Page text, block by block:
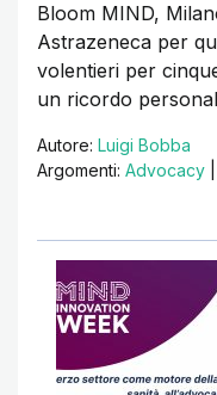
Bloom MIND,
Astrazeneca per
volentieri per
un ricordo
Autore: Luigi Bobba
Argomenti: Advocacy